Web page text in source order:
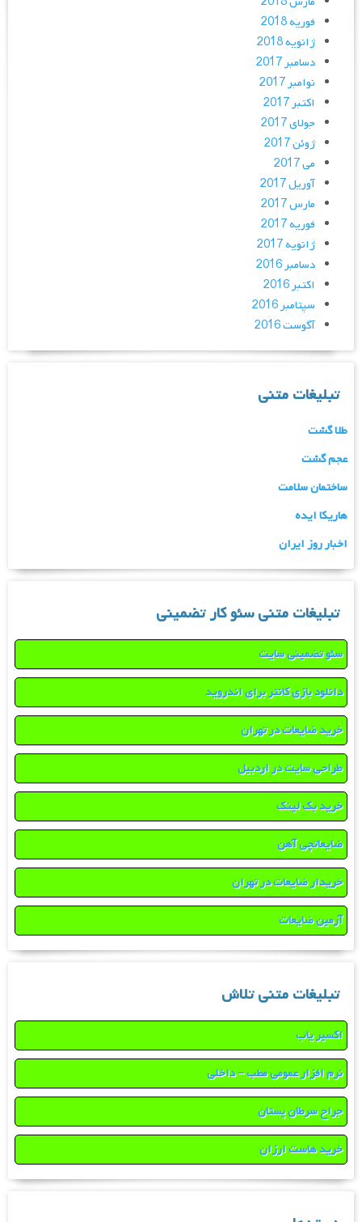
فوریه 2018
ژانویه 2018
دسامبر 2017
نوامبر 2017
اکتبر 2017
جولای 2017
ژوئن 2017
می 2017
آوریل 2017
مارس 2017
فوریه 2017
ژانویه 2017
دسامبر 2016
اکتبر 2016
سپتامبر 2016
آگوست 2016
تبلیغات متنی
طلا گشت
عجم گشت
ساختمان سلامت
هاریکا ایده
اخبار روز ایران
تبلیغات متنی سئو کار تضمینی
سئو تضمینی سایت
دانلود بازی کانتر برای اندروید
خرید ضایعات در تهران
طراحی سایت در اردبیل
خرید بک لینک
ضایعاتچی آهن
خریدار ضایعات در تهران
آرمین ضایعات
تبلیغات متنی تلاش
اکسیر یاب
نرم افزار عمومی مطب – داخلی
جراح سرطان پستان
خرید هاست ارزان